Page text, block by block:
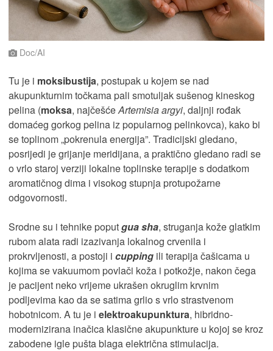
Doc/AI
Tu je i moksibustija, postupak u kojem se nad
akupunkturnim točkama pali smotuljak sušenog kineskog
pelina (moksa, najčešćeArtemisia argyi, daljnji rođak
domaćeg gorkog pelina iz popularnog pelinkovca), kako bi
se toplinom „pokrenula energija”. Tradicijski gledano,
posrijedi je grijanje meridijana, a praktično gledano radi se
o vrlo staroj verziji lokalne toplinske terapije s dodatkom
aromatičnog dima i visokog stupnja protupožarne
odgovornosti.
Srodne su i tehnike poputgua sha, struganja kože glatkim
rubom alata radi izazivanja lokalnog crvenila i
prokrvljenosti, a postoji i cupping ili terapija čašicama u
kojima se vakuumom povlači koža i potkožje, nakon čega
je pacijent neko vrijeme ukrašen okruglim krvnim
podljevima kao da se satima grlio s vrlo strastvenom
hobotnicom. A tu je i elektroakupunktura, hibridno-
modernizirana inačica klasične akupunkture u kojoj se kroz
zabodene igle pušta blaga električna stimulacija.